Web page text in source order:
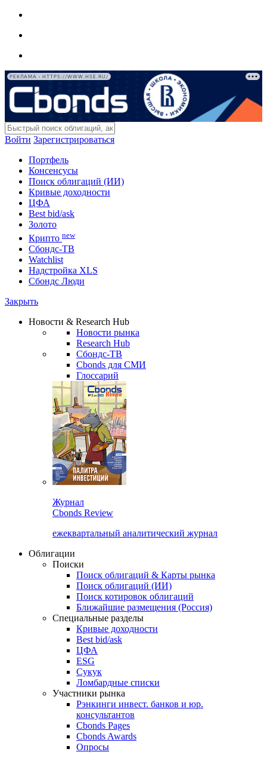
РЕКЛАМА • HTTPS://WWW.HSE.RU/
Войти Зарегистрироваться
Портфель
Консенсусы
Поиск облигаций (ИИ)
Кривые доходности
ЦФА
Best bid/ask
Золото
Крипто new
Сбондс-ТВ
Watchlist
Надстройка XLS
Сбондс Люди
Закрыть
Новости & Research Hub
Новости рынка
Research Hub
Сбондс-ТВ
Cbonds для СМИ
Глоссарий
Журнал
Cbonds Review
ежеквартальный аналитический журнал
Облигации
Поиски
Поиск облигаций & Карты рынка
Поиск облигаций (ИИ)
Поиск котировок облигаций
Ближайшие размещения (Россия)
Специальные разделы
Кривые доходности
Best bid/ask
ЦФА
ESG
Сукук
Ломбардные списки
Участники рынка
Рэнкинги инвест. банков и юр.
консультантов
Cbonds Pages
Cbonds Awards
Опросы